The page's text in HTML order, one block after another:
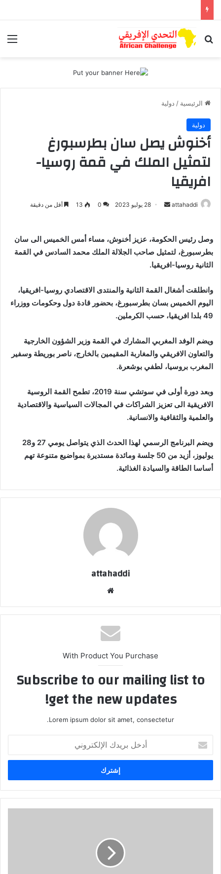
بحث عن
الرئيسية / دولية
دولية
أخنوش يصل سان بطرسبورغ
لتمثيل الملك في قمة روسيا-
افريقيا
attahaddi
أرسل 28 يوليو 2023 0
13 أقل من دقيقة
وصل رئيس الحكومة، عزيز أخنوش، مساء أمس الخميس الى سان
بطرسبورغ، لتمثيل صاحب الجلالة الملك محمد السادس في القمة
الثانية روسيا-افريقيا.
وانطلقت أشغال القمة الثانية والمنتدى الاقتصادي روسيا-افريقيا،
اليوم الخميس بسان بطرسبورغ، بحضور قادة دول وحكومات ووزراء
49 بلدا افريقيا، حسب الكرملين.
ويضم الوفد المغربي المشارك في القمة وزير الشؤون الخارجية
والتعاون الافريقي والمغاربة المقيمين بالخارج، ناصر بوريطة وسفير
المغرب بروسيا، لطفي بوشعرة.
وبعد دورة أولى في سوتشي سنة 2019، تطمح القمة الروسية
الافريقية الى تعزيز الشراكات في المجالات السياسية والاقتصادية
والعلمية والثقافية والانسانية.
ويضم البرنامج الرسمي لهذا الحدث الذي يتواصل يومي 27 و28
يوليوز، أزيد من 50 جلسة ومائدة مستديرة بمواضيع متنوعة تهم
أساسا الطاقة والسيادة الغذائية.
attahaddi
With Product You Purchase
Subscribe to our mailing list to
get the new updates!
Lorem ipsum dolor sit amet, consectetur.
بريدك
الإلكتروني